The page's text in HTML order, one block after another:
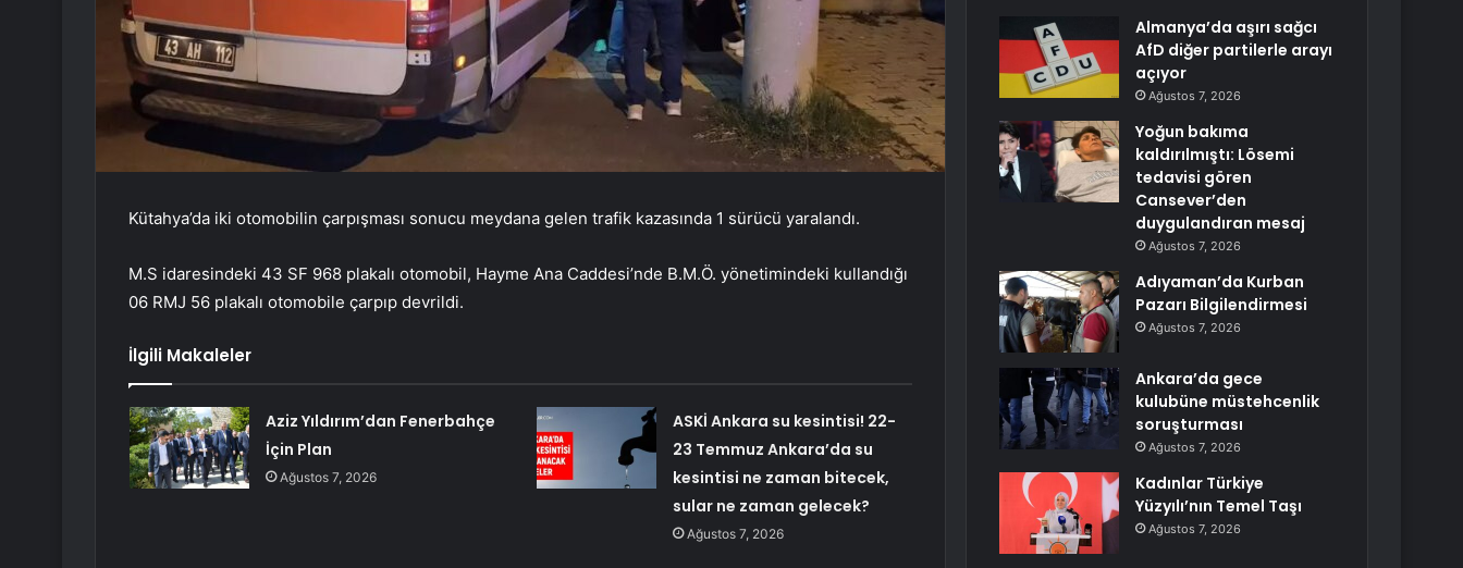
Kütahya’da iki otomobilin çarpışması sonucu meydana gelen trafik kazasında 1 sürücü yaralandı.
M.S idaresindeki 43 SF 968 plakalı otomobil, Hayme Ana Caddesi’nde B.M.Ö. yönetimindeki kullandığı
06 RMJ 56 plakalı otomobile çarpıp devrildi.
İlgili Makaleler
Aziz Yıldırım’dan Fenerbahçe
İçin Plan
Ağustos 7, 2026
ASKİ Ankara su kesintisi! 22-
23 Temmuz Ankara’da su
kesintisi ne zaman bitecek,
sular ne zaman gelecek?
Ağustos 7, 2026
Almanya’da aşırı sağcı
AfD diğer partilerle arayı
açıyor
Ağustos 7, 2026
Yoğun bakıma
kaldırılmıştı: Lösemi
tedavisi gören
Cansever’den
duygulandıran mesaj
Ağustos 7, 2026
Adıyaman’da Kurban
Pazarı Bilgilendirmesi
Ağustos 7, 2026
Ankara’da gece
kulubüne müstehcenlik
soruşturması
Ağustos 7, 2026
Kadınlar Türkiye
Yüzyılı’nın Temel Taşı
Ağustos 7, 2026